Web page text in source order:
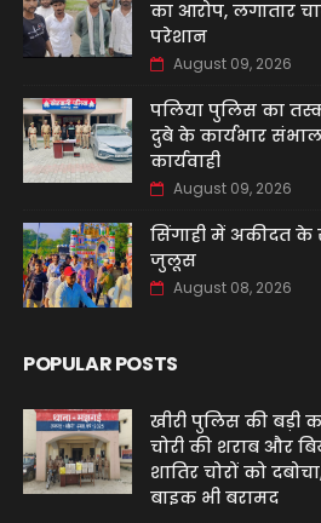
का आरोप, लगातार
परेशान
August 09, 2026
पलिया पुलिस का
दुबे के कार्यभार
कार्यवाही
August 09, 2026
सिंगाही में अकीदत
जुलूस
August 08, 2026
POPULAR POSTS
खीरी पुलिस की बड़ी
चोरी की शराब और
शातिर चोरों को
बाइक भी बरामद